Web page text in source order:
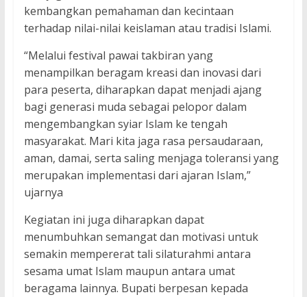
kembangkan pemahaman dan kecintaan
terhadap nilai-nilai keislaman atau tradisi Islami.
“Melalui festival pawai takbiran yang
menampilkan beragam kreasi dan inovasi dari
para peserta, diharapkan dapat menjadi ajang
bagi generasi muda sebagai pelopor dalam
mengembangkan syiar Islam ke tengah
masyarakat. Mari kita jaga rasa persaudaraan,
aman, damai, serta saling menjaga toleransi yang
merupakan implementasi dari ajaran Islam,”
ujarnya
Kegiatan ini juga diharapkan dapat
menumbuhkan semangat dan motivasi untuk
semakin mempererat tali silaturahmi antara
sesama umat Islam maupun antara umat
beragama lainnya. Bupati berpesan kepada